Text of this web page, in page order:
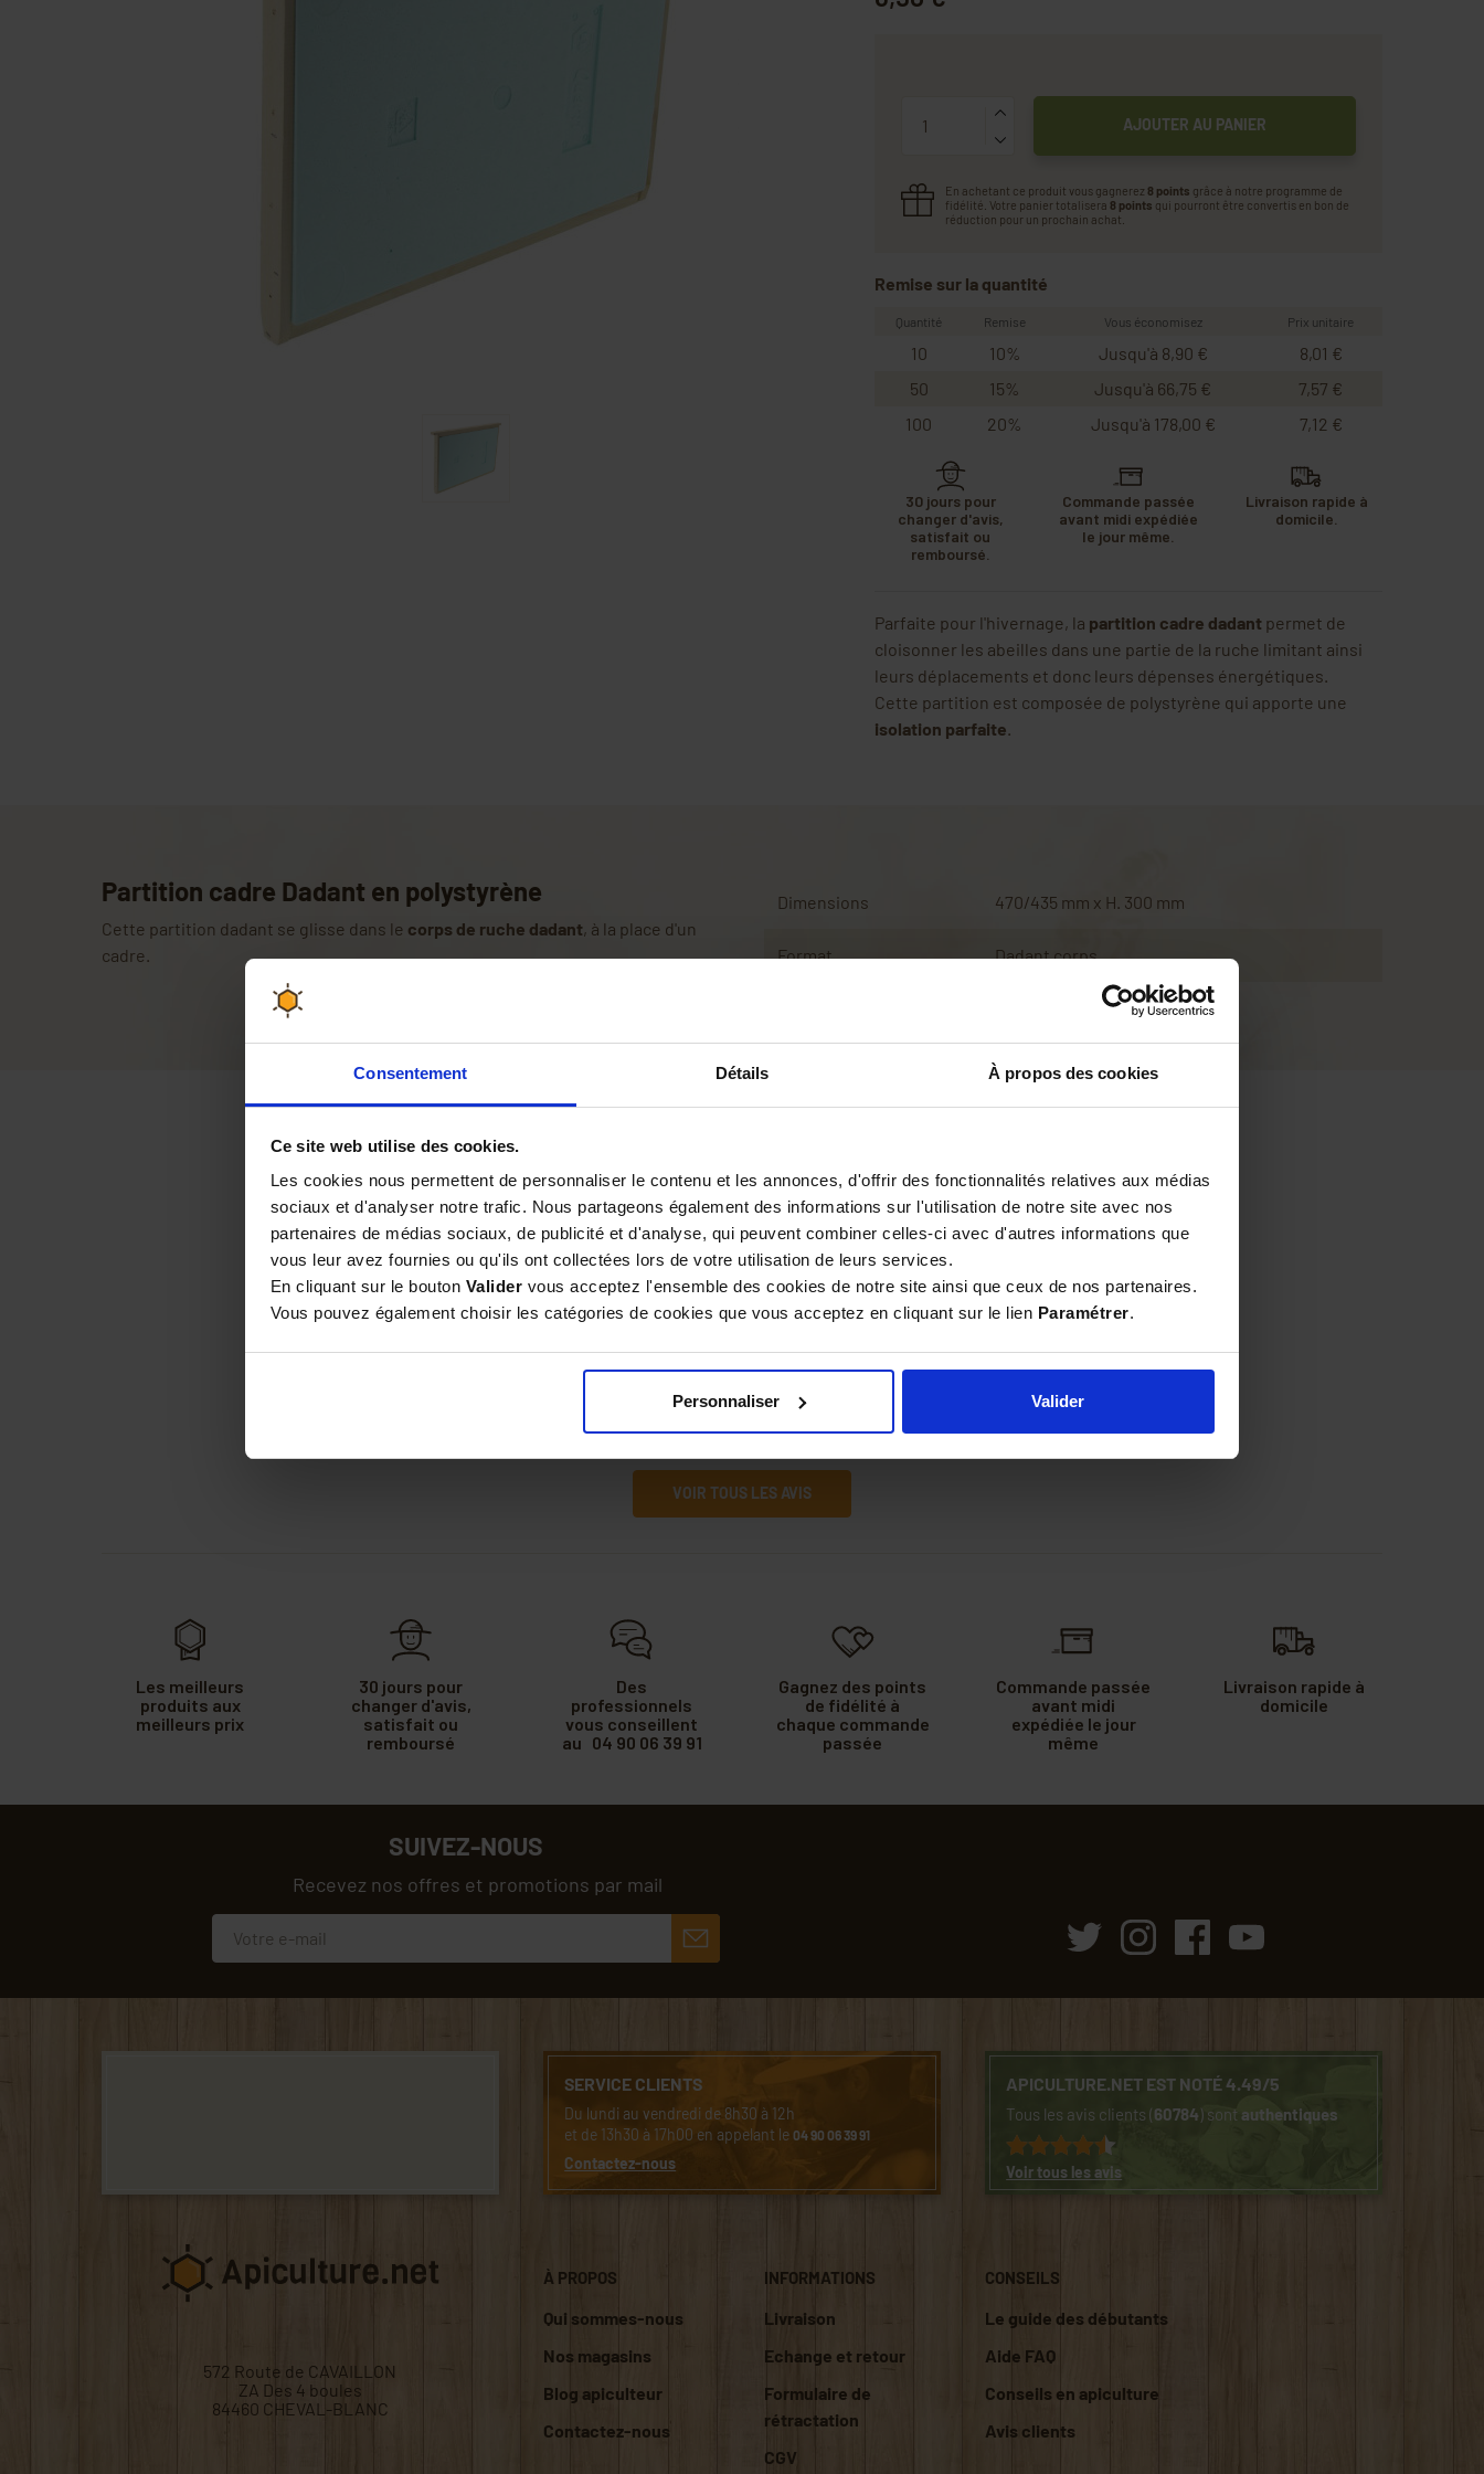
Consentement Détails À propos des cookies
Ce site web utilise des cookies.
Les cookies nous permettent de personnaliser le contenu et les annonces, d'offrir des fonctionnalités relatives aux médias
sociaux et d'analyser notre trafic. Nous partageons également des informations sur l'utilisation de notre site avec nos
partenaires de médias sociaux, de publicité et d'analyse, qui peuvent combiner celles-ci avec d'autres informations que
vous leur avez fournies ou qu'ils ont collectées lors de votre utilisation de leurs services.
En cliquant sur le bouton Valider vous acceptez l'ensemble des cookies de notre site ainsi que ceux de nos partenaires.
Vous pouvez également choisir les catégories de cookies que vous acceptez en cliquant sur le lien Paramétrer.
Personnaliser Valider
AJOUTER AU PANIER
En achetant ce produit vous gagnerez 8 points grâce à notre programme de
fidélité. Votre panier totalisera 8 points qui pourront être convertis en bon de
réduction pour un prochain achat.
Remise sur la quantité
Quantité Remise Vous économisez Prix unitaire
10 10% Jusqu'à 8,90 €
8,01 €
50
15% Jusqu'à 66,75 €
7,57 €
100
20% Jusqu'à 178,00 € 7,12 €
30 jours pour
changer d'avis,
satisfait ou
remboursé.
Commande passée
avant midi expédiée
le jour même.
Livraison rapide à
domicile.
Parfaite pour l'hivernage, la partition cadre dadantpermet de
cloisonner les abeilles dans une partie de la ruche limitant ainsi
leurs déplacements et donc leurs dépenses énergétiques.
Cette partition est composée de polystyrène qui apporte une
isolation parfaite
Partition cadre Dadant en polystyrène
Cette partition dadant se glisse dans le corps de ruche dadant, à la place d'un
cadre.
Dimensions 470/435 mm x H. 300 mm
Format Dadant corps
ParSerge Ble 17/04/2026
A voir dans le temps
Gertou P
Ça marche
excellent produits
VOIR TOUS LES AVIS
Les meilleurs
produits aux
meilleurs prix
30 jours pour
changer d'avis,
satisfait ou
remboursé
Des
professionnels
vous conseillent
au 04 90 06 39 91
Gagnez des points
de fidélité à
chaque commande
passée
Commande passée
avant midi
expédiée le jour
même
Livraison rapide à
domicile
SUIVEZ-NOUS
Recevez nos offres et promotions par mail
SERVICE CLIENTS
Du lundi au vendredi de 8h30 à 12h
et de 13h30 à 17h00 en appelant le04 90 06 39 91
Contactez-nous
APICULTURE.NET EST NOTÉ 4.49/5
Tous les avis clients (60784) sont authentiques
Voir tous les avis
572 Route de CAVAILLON
ZA Des 4 boules
84460 CHEVAL-BLANC
À PROPOS
Qui sommes-nous
Nos magasins
Blog apiculteur
Contactez-nous
INFORMATIONS
Livraison
Echange et retour
Formulaire de
rétractation
CGV
CONSEILS
Le guide des débutants
Aide FAQ
Conseils en apiculture
Avis clients